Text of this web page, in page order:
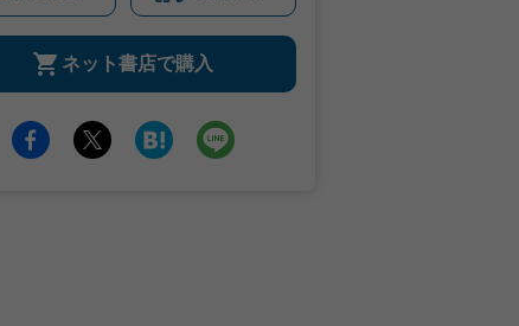
ネット書店で購入